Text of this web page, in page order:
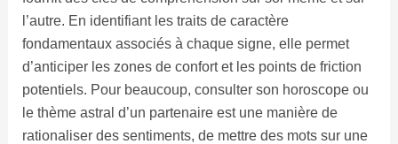
l’autre. En identifiant les traits de caractère
fondamentaux associés à chaque signe, elle permet
d’anticiper les zones de confort et les points de friction
potentiels. Pour beaucoup, consulter son horoscope ou
le thème astral d’un partenaire est une manière de
rationaliser des sentiments, de mettre des mots sur une